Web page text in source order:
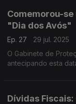
Comemorou-se
"Dia dos Avós"
Ep. 27
29 jul. 2025
O Gabinete de
antecipando esta
Dívidas Fiscais: